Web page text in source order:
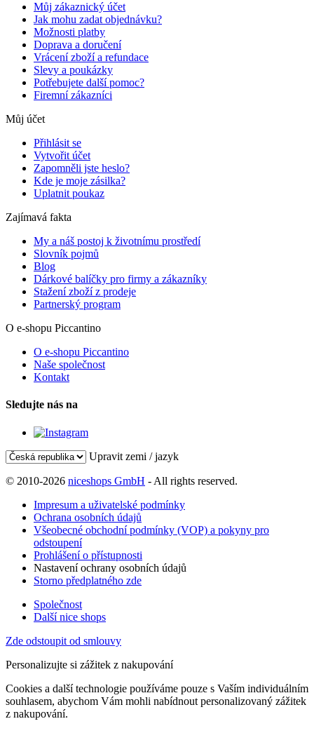
Můj zákaznický účet
Jak mohu zadat objednávku?
Možnosti platby
Doprava a doručení
Vrácení zboží a refundace
Slevy a poukázky
Potřebujete další pomoc?
Firemní zákazníci
Můj účet
Přihlásit se
Vytvořit účet
Zapomněli jste heslo?
Kde je moje zásilka?
Uplatnit poukaz
Zajímavá fakta
My a náš postoj k životnímu prostředí
Slovník pojmů
Blog
Dárkové balíčky pro firmy a zákazníky
Stažení zboží z prodeje
Partnerský program
O e-shopu Piccantino
O e-shopu Piccantino
Naše společnost
Kontakt
Sledujte nás na
Upravit zemi / jazyk
© 2010-2026 niceshops GmbH - All rights reserved.
Impresum a uživatelské podmínky
Ochrana osobních údajů
Všeobecné obchodní podmínky (VOP) a pokyny pro
odstoupení
Prohlášení o přístupnosti
Nastavení ochrany osobních údajů
Storno předplatného zde
Společnost
Další nice shops
Zde odstoupit od smlouvy
Personalizujte si zážitek z nakupování
Cookies a další technologie používáme pouze s Vaším individuálním
souhlasem, abychom Vám mohli nabídnout personalizovaný zážitek
z nakupování.